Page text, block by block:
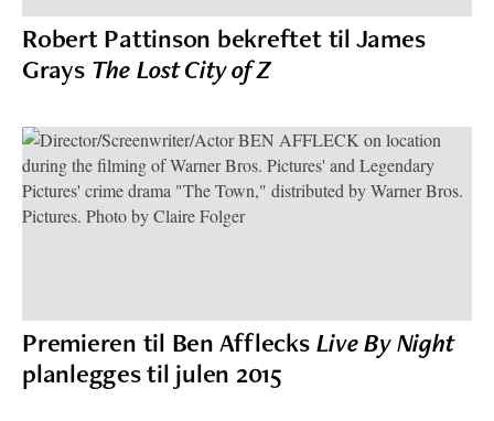
Robert Pattinson bekreftet til James
Grays The Lost City of Z
Premieren til Ben AfflecksLive By Night
planlegges til julen 2015